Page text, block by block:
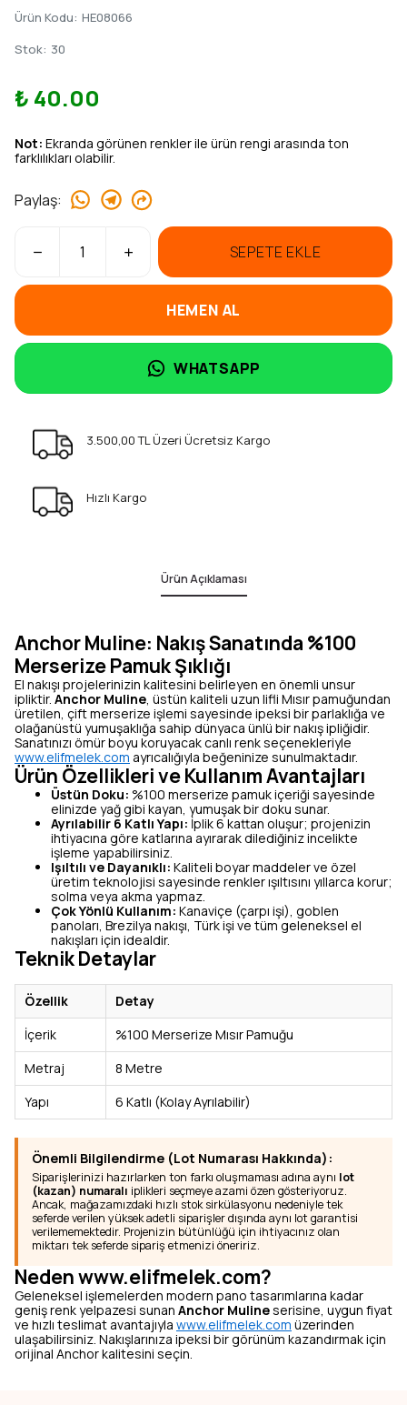
Ürün Kodu: HE08066
Stok: 30
₺ 40.00
Not: Ekranda görünen renkler ile ürün rengi arasında ton
farklılıkları olabilir.
Paylaş:
SEPETE EKLE
HEMEN AL
WHATSAPP
3.500,00 TL Üzeri Ücretsiz Kargo
Hızlı Kargo
Ürün Açıklaması
Anchor Muline: Nakış Sanatında %100
Merserize Pamuk Şıklığı
El nakışı projelerinizin kalitesini belirleyen en önemli unsur
ipliktir.Anchor Muline, üstün kaliteli uzun lifli Mısır pamuğundan
üretilen, çift merserize işlemi sayesinde ipeksi bir parlaklığa ve
olağanüstü yumuşaklığa sahip dünyaca ünlü bir nakış ipliğidir.
Sanatınızı ömür boyu koruyacak canlı renk seçenekleriyle
www.elifmelek.com ayrıcalığıyla beğeninize sunulmaktadır.
Ürün Özellikleri ve Kullanım Avantajları
Üstün Doku: %100 merserize pamuk içeriği sayesinde
elinizde yağ gibi kayan, yumuşak bir doku sunar.
Ayrılabilir 6 Katlı Yapı: İplik 6 kattan oluşur; projenizin
ihtiyacına göre katlarına ayırarak dilediğiniz incelikte
işleme yapabilirsiniz.
Işıltılı ve Dayanıklı: Kaliteli boyar maddeler ve özel
üretim teknolojisi sayesinde renkler ışıltısını yıllarca korur;
solma veya akma yapmaz.
Çok Yönlü Kullanım: Kanaviçe (çarpı işi), goblen
panoları, Brezilya nakışı, Türk işi ve tüm geleneksel el
nakışları için idealdir.
Teknik Detaylar
Özellik
Detay
İçerik
%100 Merserize Mısır Pamuğu
Metraj
8 Metre
Yapı
6 Katlı (Kolay Ayrılabilir)
Önemli Bilgilendirme (Lot Numarası Hakkında):
Siparişlerinizi hazırlarken ton farkı oluşmaması adına aynı lot
(kazan) numaralı iplikleri seçmeye azami özen gösteriyoruz.
Ancak, mağazamızdaki hızlı stok sirkülasyonu nedeniyle tek
seferde verilen yüksek adetli siparişler dışında aynı lot garantisi
verilememektedir. Projenizin bütünlüğü için ihtiyacınız olan
miktarı tek seferde sipariş etmenizi öneririz.
Neden www.elifmelek.com?
Geleneksel işlemelerden modern pano tasarımlarına kadar
geniş renk yelpazesi sunan Anchor Mulineserisine, uygun fiyat
ve hızlı teslimat avantajıyla www.elifmelek.com üzerinden
ulaşabilirsiniz. Nakışlarınıza ipeksi bir görünüm kazandırmak için
orijinal Anchor kalitesini seçin.